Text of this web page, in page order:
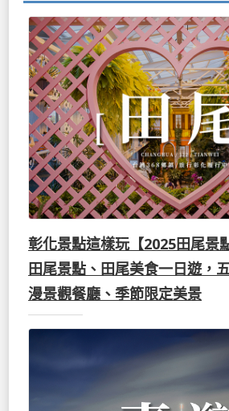
彰化景點這樣玩【2025田尾景
田尾景點、田尾美食一日遊，
漫景觀餐廳、季節限定美景